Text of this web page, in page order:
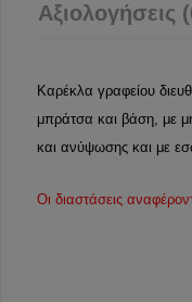
Αξιολογήσεις
Καρέκλα γραφείου
μπράτσα και βάση, με
και ανύψωσης και με
Οι διαστάσεις